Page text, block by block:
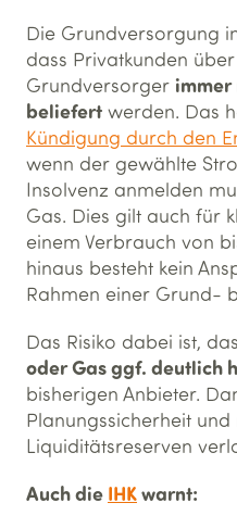
Die Grundversorgung
dass Privatkunden
Grundversorger immer
beliefert werden. Das
Kündigung durch den
wenn der gewählte
Insolvenz anmelden
Gas. Dies gilt auch für
einem Verbrauch von
hinaus besteht kein
Rahmen einer Grund-
Das Risiko dabei ist,
oder Gas ggf. deutlich
bisherigen Anbieter.
Planungssicherheit
Liquiditätsreserven
Auch die IHKwarnt: